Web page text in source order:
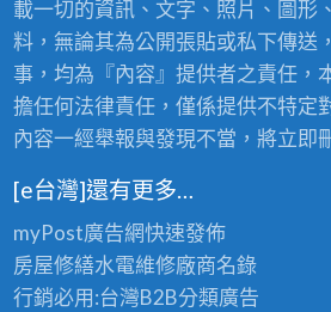
載一切的資訊、文字、照片、圖形
料，無論其為公開張貼或私下傳送
事，均為『內容』提供者之責任，
擔任何法律責任，僅係提供不特定
內容一經舉報與發現不當，將立即
[e台灣]還有更多…
myPost廣告網快速發佈
房屋修繕水電維修廠商名錄
行銷必用:台灣B2B分類廣告